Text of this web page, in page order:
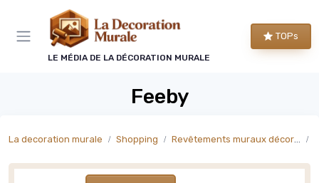
LE MÉDIA DE LA DÉCORATION MURALE
TOPs
Feeby
La decoration murale Shopping Revêtements muraux décoratifs
Panneau de gestion des cookies